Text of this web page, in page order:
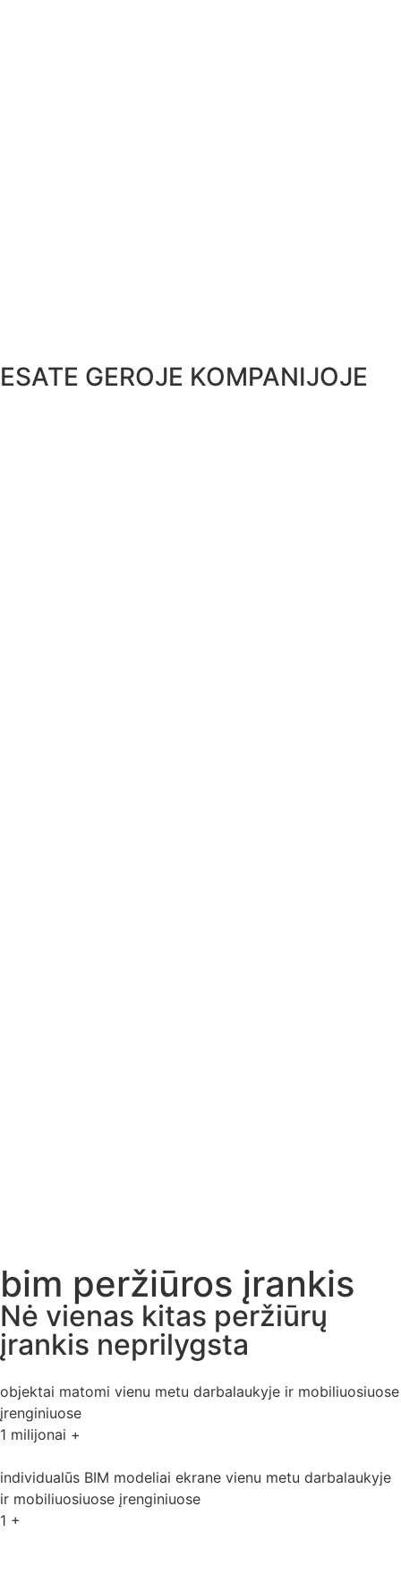
ESATE GEROJE KOMPANIJOJE
bim peržiūros įrankis
Nė vienas kitas peržiūrų
įrankis neprilygsta
objektai matomi vienu metu darbalaukyje ir mobiliuosiuose
įrenginiuose
1 milijonai +
individualūs BIM modeliai ekrane vienu metu darbalaukyje
ir mobiliuosiuose įrenginiuose
1 +